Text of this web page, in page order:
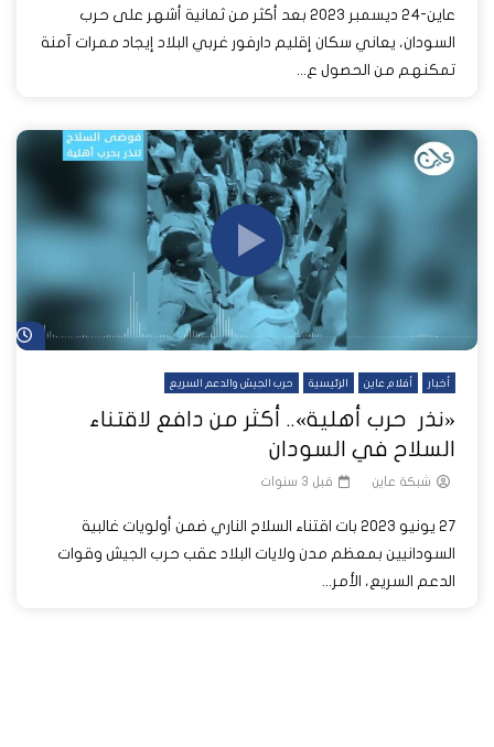
عاين-24 ديسمبر 2023 بعد أكثر من ثمانية أشهر على حرب
السودان، يعاني سكان إقليم دارفور غربي البلاد إيجاد ممرات آمنة
تمكنهم من الحصول ع...
أخبار أفلام عاين الرئيسية حرب الجيش والدعم السريع
«نذر حرب أهلية».. أكثر من دافع لاقتناء
السلاح في السودان
شبكة عاين قبل 3 سنوات
27 يونيو 2023 بات اقتناء السلاح الناري ضمن أولويات غالبية
السودانيين بمعظم مدن ولايات البلاد عقب حرب الجيش وقوات
الدعم السريع، الأمر...